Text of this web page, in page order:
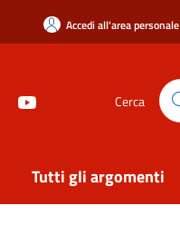
Accedi all'area personale
Cerca
Tutti gli argomenti